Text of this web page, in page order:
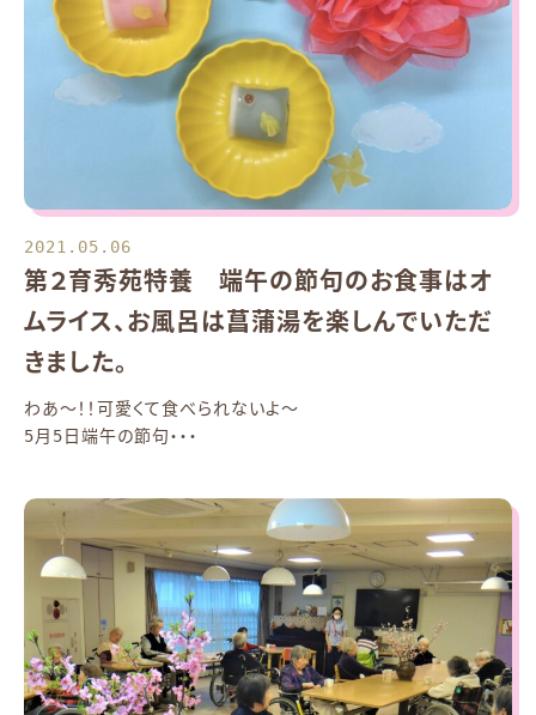
2021.05.06
第２育秀苑特養 端午の節句のお食事はオ
ムライス、お風呂は菖蒲湯を楽しんでいただ
きました。
わあ～！！可愛くて食べられないよ～
5月5日端午の節句・・・